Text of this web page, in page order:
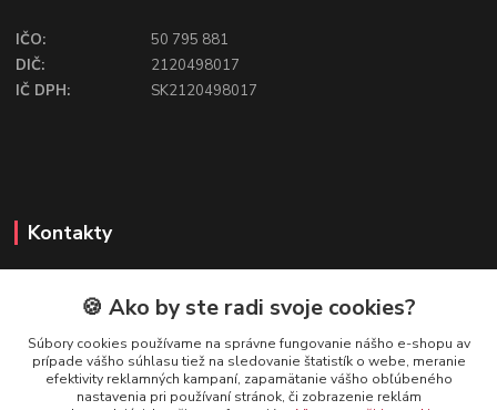
IČO:
50 795 881
DIČ:
2120498017
IČ DPH:
SK2120498017
Kontakty
FIREFLY SHOP
Mgr. Ivana Kirschnerová
+421 918 763 777
🍪 Ako by ste radi svoje cookies?
Súbory cookies používame na správne fungovanie nášho e-shopu av
prípade vášho súhlasu tiež na sledovanie štatistík o webe, meranie
efektivity reklamných kampaní, zapamätanie vášho obľúbeného
nastavenia pri používaní stránok, či zobrazenie reklám